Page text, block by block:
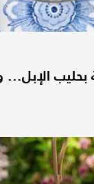
بحليب